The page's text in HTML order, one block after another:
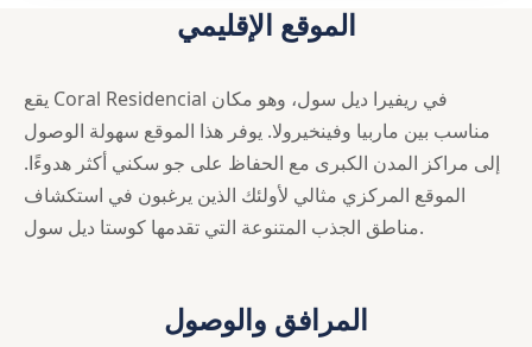
الموقع الإقليمي
يقع Coral Residencial في ريفيرا ديل سول، وهو مكان
مناسب بين ماربيا وفينخيرولا. يوفر هذا الموقع سهولة الوصول
إلى مراكز المدن الكبرى مع الحفاظ على جو سكني أكثر هدوءًا.
الموقع المركزي مثالي لأولئك الذين يرغبون في استكشاف
مناطق الجذب المتنوعة التي تقدمها كوستا ديل سول.
المرافق والوصول